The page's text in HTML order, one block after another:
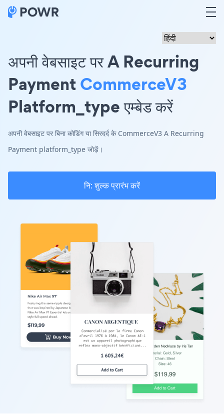
अपनी वेबसाइट पर A Recurring
PaymentCommerceV3
Platform_type एम्बेड करें
अपनी वेबसाइट पर बिना कोडिंग या सिरदर्द के CommerceV3 A Recurring
Payment platform_type जोड़ें।
नि: शुल्क प्रारंभ करें